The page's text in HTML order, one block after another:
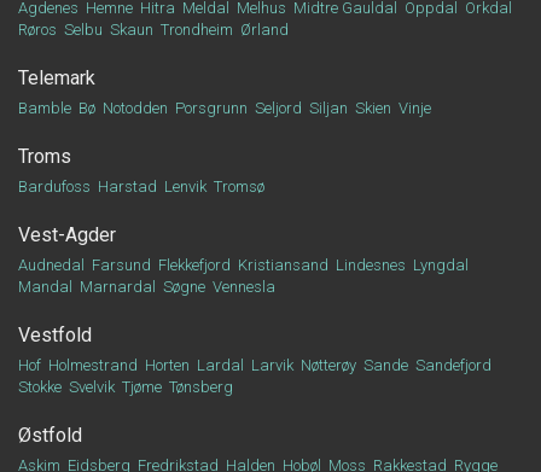
Agdenes Hemne Hitra Meldal Melhus Midtre Gauldal Oppdal
Orkdal
Røros Selbu Skaun Trondheim Ørland
Telemark
Bamble Bø Notodden Porsgrunn Seljord Siljan Skien Vinje
Troms
Bardufoss Harstad Lenvik Tromsø
Vest-Agder
Audnedal Farsund Flekkefjord Kristiansand Lindesnes Lyngdal
Mandal
Marnardal Søgne Vennesla
Vestfold
Hof Holmestrand Horten Lardal Larvik Nøtterøy Sande Sandefjord
Stokke Svelvik Tjøme Tønsberg
Østfold
Askim Eidsberg Fredrikstad Halden Hobøl Moss Rakkestad Rygge